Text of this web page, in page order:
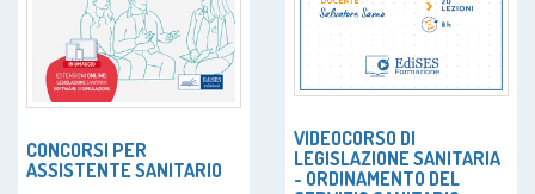
CONCORSI PER
ASSISTENTE SANITARIO
VIDEOCORSO DI
LEGISLAZIONE SANITARIA
- ORDINAMENTO DEL